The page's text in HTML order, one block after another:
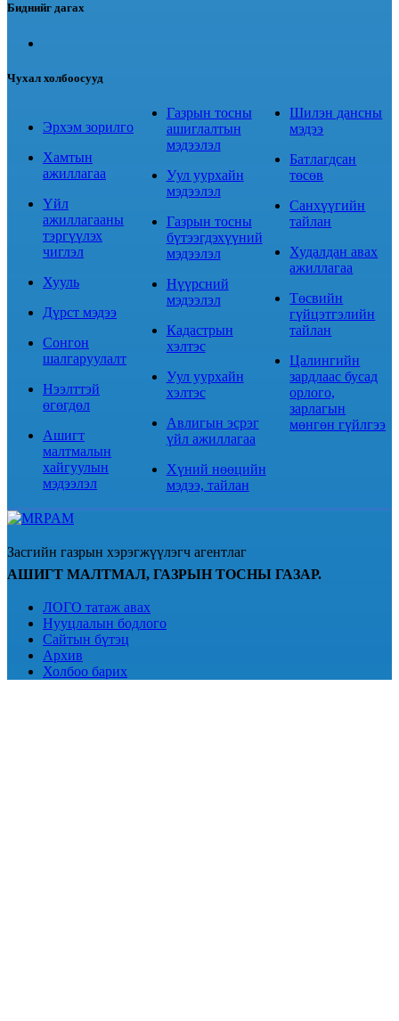
Биднийг дагах
Чухал холбоосууд
Эрхэм зорилго
Хамтын
ажиллагаа
Үйл
ажиллагааны
тэргүүлэх
чиглэл
Хууль
Дүрст мэдээ
Сонгон
шалгаруулалт
Нээлттэй
өгөгдөл
Ашигт
малтмалын
хайгуулын
мэдээлэл
Газрын тосны
ашиглалтын
мэдээлэл
Уул уурхайн
мэдээлэл
Газрын тосны
бүтээгдэхүүний
мэдээлэл
Нүүрсний
мэдээлэл
Кадастрын
хэлтэс
Уул уурхайн
хэлтэс
Авлигын эсрэг
үйл ажиллагаа
Хүний нөөцийн
мэдээ, тайлан
Шилэн дансны
мэдээ
Батлагдсан
төсөв
Санхүүгийн
тайлан
Худалдан авах
ажиллагаа
Төсвийн
гүйцэтгэлийн
тайлан
Цалингийн
зардлаас бусад
орлого,
зарлагын
мөнгөн гүйлгээ
Засгийн газрын хэрэгжүүлэгч агентлаг
АШИГТ МАЛТМАЛ, ГАЗРЫН ТОСНЫ ГАЗАР.
ЛОГО татаж авах
Нууцлалын бодлого
Сайтын бүтэц
Архив
Холбоо барих